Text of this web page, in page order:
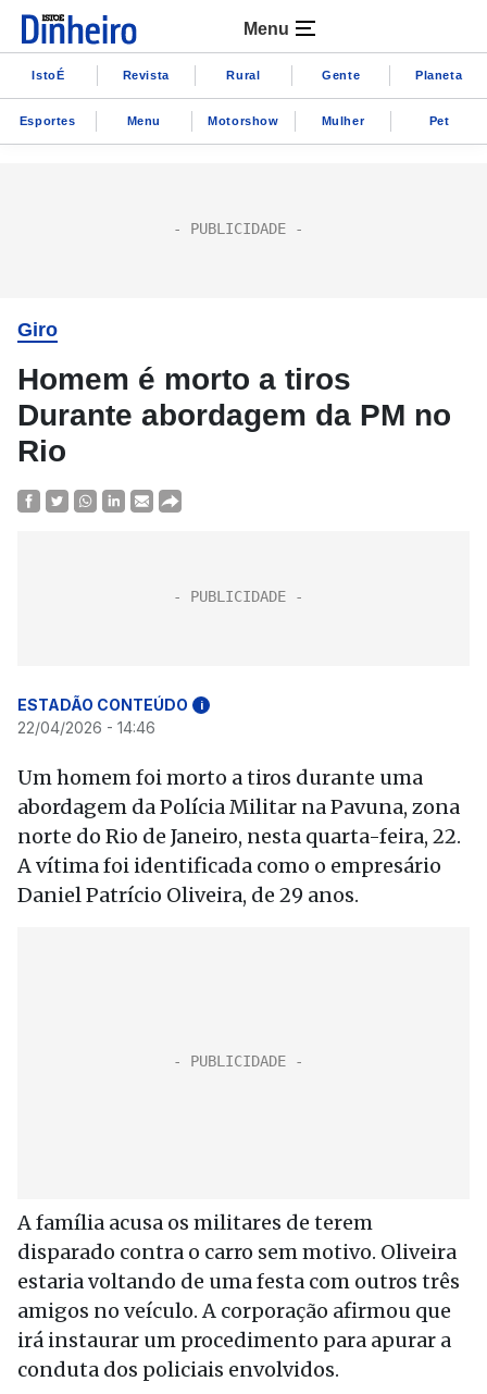
Menu
IstoÉ Revista Rural Gente Planeta
Esportes Menu Motorshow Mulher Pet
Giro
Homem é morto a tiros
Durante abordagem da PM no
Rio
ESTADÃO CONTEÚDO i
22/04/2026 - 14:46
Um homem foi morto a tiros durante uma
abordagem da Polícia Militar na Pavuna, zona
norte do Rio de Janeiro, nesta quarta-feira, 22.
A vítima foi identificada como o empresário
Daniel Patrício Oliveira, de 29 anos.
A família acusa os militares de terem
disparado contra o carro sem motivo. Oliveira
estaria voltando de uma festa com outros três
amigos no veículo. A corporação afirmou que
irá instaurar um procedimento para apurar a
conduta dos policiais envolvidos.